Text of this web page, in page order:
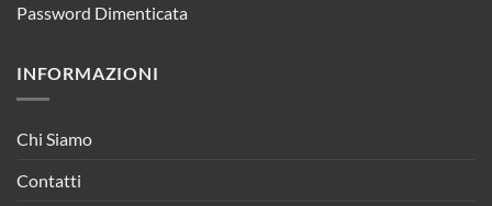
Password Dimenticata
INFORMAZIONI
Chi Siamo
Contatti